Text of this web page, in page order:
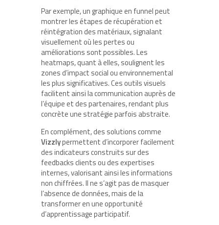
Par exemple, un graphique en funnel peut
montrer les étapes de récupération et
réintégration des matériaux, signalant
visuellement où les pertes ou
améliorations sont possibles. Les
heatmaps, quant à elles, soulignent les
zones d’impact social ou environnemental
les plus significatives. Ces outils visuels
facilitent ainsi la communication auprès de
l’équipe et des partenaires, rendant plus
concrète une stratégie parfois abstraite.
En complément, des solutions comme
Vizzlypermettent d’incorporer facilement
des indicateurs construits sur des
feedbacks clients ou des expertises
internes, valorisant ainsi les informations
non chiffrées. Il ne s’agit pas de masquer
l’absence de données, mais de la
transformer en une opportunité
d’apprentissage participatif.